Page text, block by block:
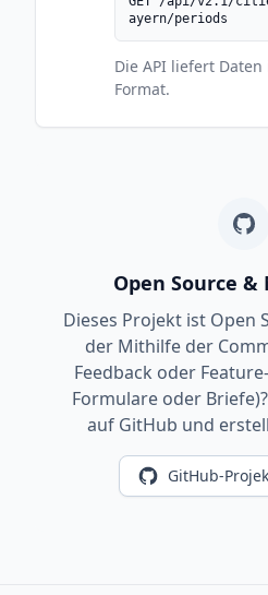
ayern/periods
Die API liefert Daten
Format.
Open Source
Dieses Projekt ist Open
der Mithilfe der
Feedback oder
Formulare oder
auf GitHub und
GitHub-